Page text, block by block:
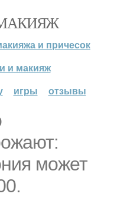
и причесок
и макияж
игры отзывы
может